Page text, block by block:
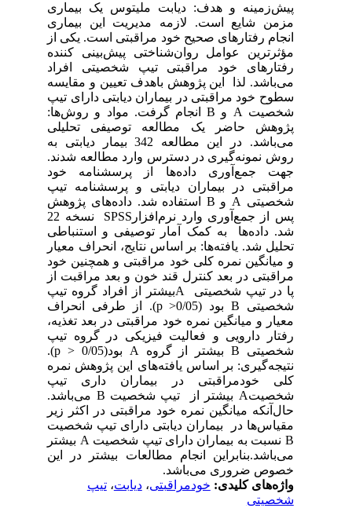
پیش‌زمینه و هدف: دیابت ملیتوس یک بیماری
مزمن شایع است. لازمه مدیریت این بیماری
انجام رفتارهای صحیح خود مراقبتی است. یکی از
مؤثرترین عوامل روان‌شناختی پیش‌بینی کننده
رفتارهای خود مراقبتی تیپ شخصیتی افراد
می‌باشد. لذا این پژوهش باهدف تعیین و مقایسه
سطوح خود مراقبتی در بیماران دیابتی دارای تیپ
شخصیت A و B انجام گرفت. مواد و روش‌ها:
پژوهش حاضر یک مطالعه توصیفی تحلیلی
می‌باشد. در این مطالعه 342 بیمار دیابتی به
روش نمونه‌گیری در دسترس وارد مطالعه شدند.
جهت جمع‌آوری داده‌ها از پرسشنامه خود
مراقبتی در بیماران دیابتی و پرسشنامه تیپ
شخصیتی A و B استفاده شد. داده‌های پژوهش
پس از جمع‌آوری وارد نرم‌افزارSPSS نسخه 22
شد. داده‌ها به کمک آمار توصیفی و استنباطی
تحلیل شد. یافته‌ها: بر اساس نتایج، انحراف معیار
و میانگین نمره کلی خود مراقبتی و همچنین خود
مراقبتی در بعد کنترل قند خون و بعد مراقبت از
پا در تیپ شخصیتی Aبیشتر از افراد گروه تیپ
شخصیتی B‏ بود (p >0/05). از طرفی انحراف
معیار و میانگین نمره خود مراقبتی در بعد تغذیه،
رفتار دارویی و فعالیت فیزیکی در گروه تیپ
شخصیتی B بیشتر از گروه A بود(p > 0/05).
نتیجه‌گیری: بر اساس یافته‌های این پژوهش نمره
کلی خودمراقبتی در بیماران داری تیپ
شخصیتA بیشتر از تیپ شخصیت B می‌باشد.
حال‌آنکه میانگین نمره خود مراقبتی در اکثر زیر
مقیاس‌ها در بیماران دیابتی دارای تیپ شخصیت
B نسبت به بیماران دارای تیپ شخصیت A بیشتر
می‌باشد.بنابراین انجام مطالعات بیشتر در این
خصوص ضروری می‌باشد.
واژه‌های کلیدی:خودمراقبتی،دیابت،تیپ
شخصیتی